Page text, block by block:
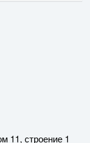
11, строение 1